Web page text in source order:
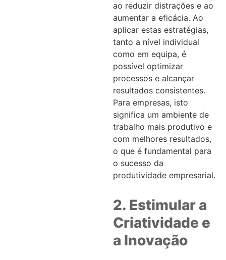
ao reduzir distrações e ao
aumentar a eficácia. Ao
aplicar estas estratégias,
tanto a nível individual
como em equipa, é
possível optimizar
processos e alcançar
resultados consistentes.
Para empresas, isto
significa um ambiente de
trabalho mais produtivo e
com melhores resultados,
o que é fundamental para
o sucesso da
produtividade empresarial.
2. Estimular a
Criatividade e
a Inovação